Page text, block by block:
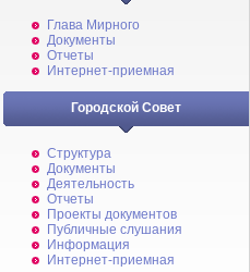
Глава Мирного
Документы
Отчеты
Интернет-приемная
Городской Совет
Структура
Документы
Деятельность
Отчеты
Проекты документов
Публичные слушания
Информация
Интернет-приемная